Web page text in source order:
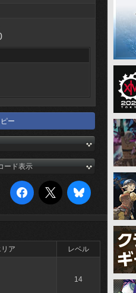
ー
ード表示
リア レベル
14